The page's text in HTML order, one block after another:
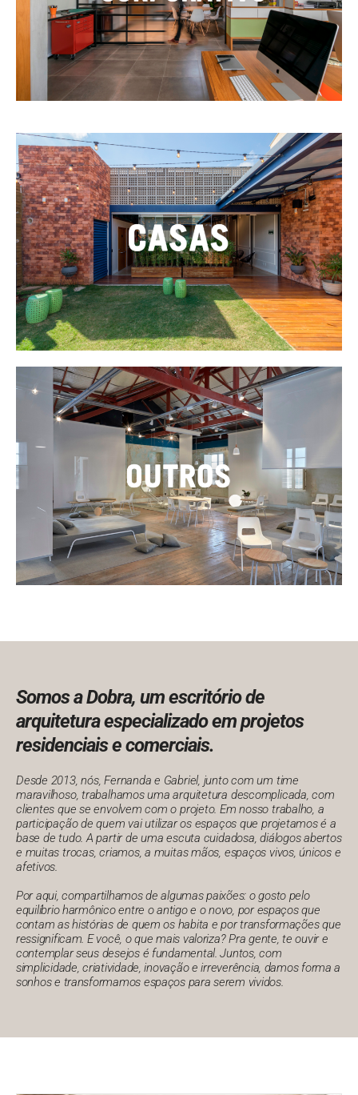
Somos aDobra, um escritório de
arquitetura especializado em projetos
residenciais e comerciais.
Desde 2013, nós, Fernanda e Gabriel, junto com um time
maravilhoso, trabalhamos uma arquitetura descomplicada, com
clientes que se envolvem com o projeto. Em nosso trabalho, a
participação de quem vai utilizar os espaços que projetamos é a
base de tudo. A partir de uma escuta cuidadosa, diálogos abertos
e muitas trocas, criamos, a muitas mãos, espaços vivos, únicos e
afetivos.
Por aqui, compartilhamos de algumas paixões: o gosto pelo
equilíbrio harmônico entre o antigo e o novo, por espaços que
contam as histórias de quem os habita e por transformações que
ressignificam. E você, o que mais valoriza?Pra gente, te ouvir e
contemplar seus desejos é fundamental.Juntos, com
simplicidade, criatividade, inovação e irreverência, damos forma a
sonhos e transformamos espaços para serem vividos.